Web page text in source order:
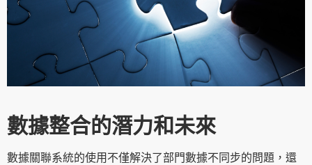
數據整合的潛力和未來
數據關聯系統的使用不僅解決了部門數據不同步的問題，還